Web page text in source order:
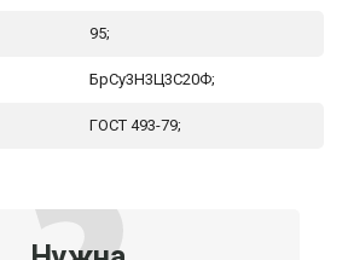
95;
БрСу3Н3Ц3С20Ф;
ГОСТ 493-79;